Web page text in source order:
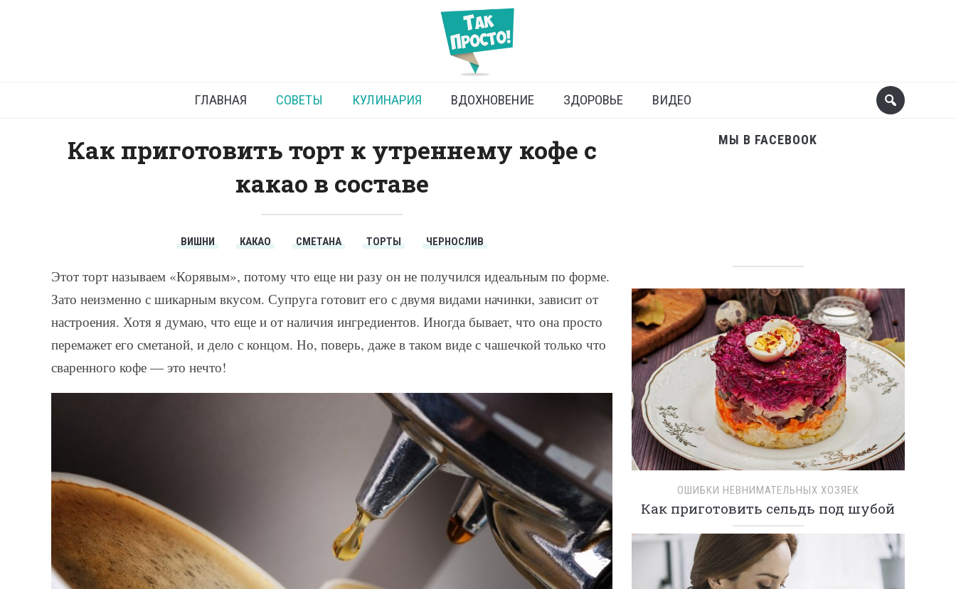
Торт с какао
ГЛАВНАЯ СОВЕТЫ КУЛИНАРИЯ ВДОХНОВЕНИЕ ЗДОРОВЬЕ ВИДЕО
Как приготовить торт к утреннему кофе с
какао в составе
ВИШНИ КАКАО СМЕТАНА ТОРТЫ ЧЕРНОСЛИВ
Этот торт называем «Корявым», потому что еще ни разу он не получился идеальным по форме.
Зато неизменно с шикарным вкусом. Супруга готовит его с двумя видами начинки, зависит от
настроения. Хотя я думаю, что еще и от наличия ингредиентов. Иногда бывает, что она просто
перемажет его сметаной, и дело с концом. Но, поверь, даже в таком виде с чашечкой только что
сваренного кофе — это нечто!
МЫ В FACEBOOK
ОШИБКИ НЕВНИМАТЕЛЬНЫХ ХОЗЯЕК
Как приготовить сельдь под шубой